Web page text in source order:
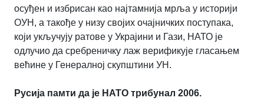
осуђен и избрисан као најтамнија мрља у историји
ОУН, а такође у низу својих очајничких поступака,
који укључују ратове у Украјини и Гази, НАТО је
одлучио да сребреничку лаж верификује гласањем
већине у Генералној скупштини УН.
Русија памти да је НАТО трибунал 2006.